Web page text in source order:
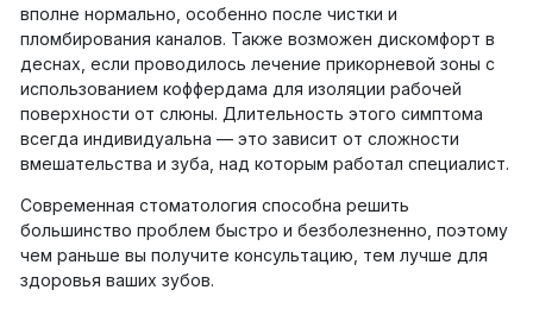
вполне нормально, особенно после чистки и
пломбирования каналов. Также возможен дискомфорт в
деснах, если проводилось лечение прикорневой зоны с
использованием коффердама для изоляции рабочей
поверхности от слюны. Длительность этого симптома
всегда индивидуальна — это зависит от сложности
вмешательства и зуба, над которым работал специалист.
Современная стоматология способна решить
большинство проблем быстро и безболезненно, поэтому
чем раньше вы получите консультацию, тем лучше для
здоровья ваших зубов.